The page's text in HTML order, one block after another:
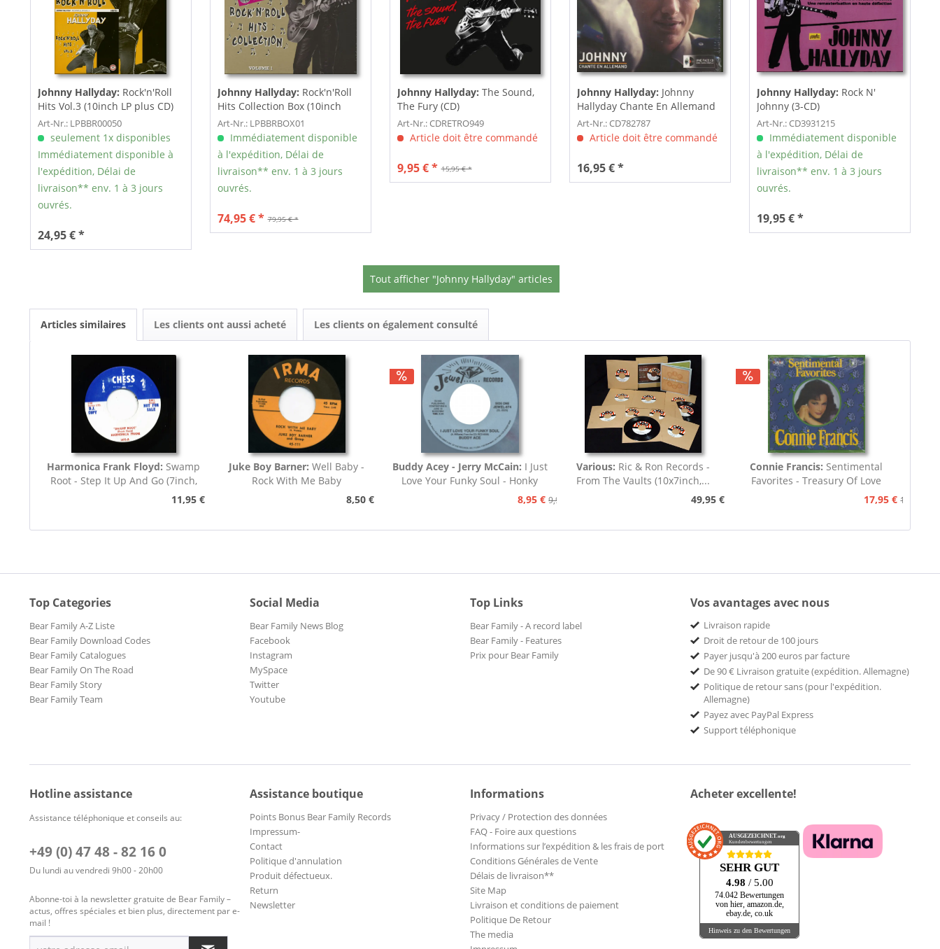
Johnny Hallyday: Rock'n'Roll
Hits Vol.3 (10inch LP plus CD)
Art-Nr.: LPBBR00050
seulement 1x disponibles
Immédiatement disponible à
l'expédition, Délai de
livraison** env. 1 à 3 jours
ouvrés.
24,95 € *
Johnny Hallyday: Rock'n'Roll
Hits Collection Box (10inch
Picture...
Art-Nr.: LPBBRBOX01
Immédiatement disponible
à l'expédition, Délai de
livraison** env. 1 à 3 jours
ouvrés.
79,95 € *
74,95 € *
Johnny Hallyday: The Sound,
The Fury (CD)
Art-Nr.: CDRETRO949
Article doit être commandé
15,95 € *
9,95 € *
Johnny Hallyday: Johnny
Hallyday Chante En Allemand
(CD & Vinyl)
Art-Nr.: CD782787
Article doit être commandé
16,95 € *
Johnny Hallyday: Rock N'
Johnny (3-CD)
Art-Nr.: CD3931215
Immédiatement disponible
à l'expédition, Délai de
livraison** env. 1 à 3 jours
ouvrés.
19,95 € *
Tout afficher "Johnny Hallyday" articles
Articles similaires Les clients ont aussi acheté Les clients on également consulté
Harmonica Frank Floyd: Swamp
Root - Step It Up And Go (7inch,
11,95 €
Juke Boy Barner: Well Baby -
Rock With Me Baby
8,50 €
Buddy Acey - Jerry McCain: I Just
Love Your Funky Soul - Honky
8,95 € 9,95 €
Various: Ric & Ron Records -
From The Vaults (10x7inch,...
49,95 €
Connie Francis: Sentimental
Favorites - Treasury Of Love
17,95 € 19,95 €
Top Categories
Bear Family A-Z Liste
Bear Family Download Codes
Bear Family Catalogues
Bear Family On The Road
Bear Family Story
Bear Family Team
Social Media
Bear Family News Blog
Facebook
Instagram
MySpace
Twitter
Youtube
Top Links
Bear Family - A record label
Bear Family - Features
Prix pour Bear Family
Vos avantages avec nous
Livraison rapide
Droit de retour de 100 jours
Payer jusqu'à 200 euros par facture
De 90 € Livraison gratuite (expédition. Allemagne)
Politique de retour sans (pour l'expédition.
Allemagne)
Payez avec PayPal Express
Support téléphonique
Hotline assistance
Assistance téléphonique et conseils au:
+49 (0) 47 48 - 82 16 0
Du lundi au vendredi 9h00 - 20h00
Abonne-toi à la newsletter gratuite de Bear Family –
actus, offres spéciales et bien plus, directement par e-
mail !
Assistance boutique
Points Bonus Bear Family Records
Impressum-
Contact
Politique d'annulation
Produit défectueux.
Return
Newsletter
Informations
Privacy / Protection des données
FAQ - Foire aux questions
Informations sur l’expédition & les frais de port
Conditions Générales de Vente
Délais de livraison**
Site Map
Livraison et conditions de paiement
Politique De Retour
The media
Acheter excellente!
AUSGEZEICHNET .org
Kundenbewertungen
SEHR GUT
4.98 / 5.00
74.042 Bewertungen
von hier, amazon.de,
ebay.de, co.uk
Hinweis zu den Bewertungen